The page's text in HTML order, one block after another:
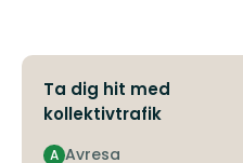
Ta dig hit med
kollektivtrafik
Avresa
A